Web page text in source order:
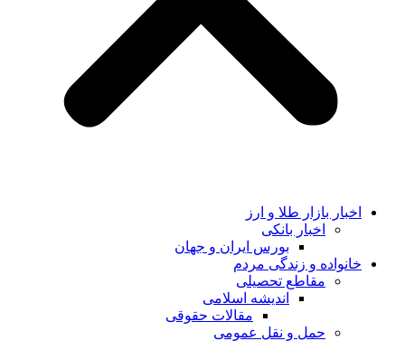
اخبار بازار طلا و ارز
اخبار بانکی
بورس ایران و جهان
خانواده و زندگی مردم
مقاطع تحصیلی
اندیشه اسلامی
مقالات حقوقی
حمل و نقل عمومی